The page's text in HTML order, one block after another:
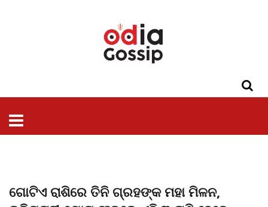
ଗୋଟିଏ ରାଶିରେ ତିନି ଗ୍ରହଙ୍କ ମହା ମିଳନ,